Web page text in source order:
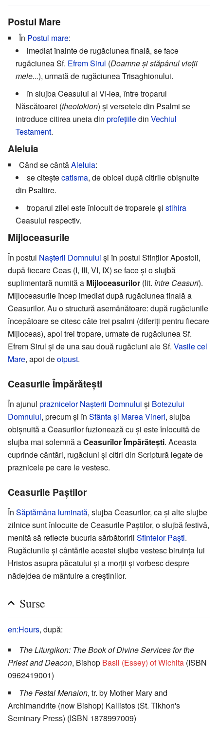
Postul Mare
În Postul mare:
imediat înainte de rugăciunea finală, se face
rugăciunea Sf. Efrem Sirul (Doamne și stăpânul vieții
mele...), urmată de rugăciunea Trisaghionului.
în slujba Ceasului al VI-lea, între troparul
Născătoarei (theotokion) și versetele din Psalmi se
introduce citirea uneia din profețiiledin Vechiul
Testament.
Aleluia
Când se cântăAleluia:
se citeștecatisma, de obicei după citirile obișnuite
din Psaltire.
troparul zilei este înlocuit de troparele și stihira
Ceasului respectiv.
Mijloceasurile
În postul Nașterii Domnului și în postul Sfinților Apostoli,
după fiecare Ceas (I, III, VI, IX) se face și o slujbă
suplimentară numită a Mijloceasurilor (lit. între Ceasuri).
Mijloceasurile încep imediat după rugăciunea finală a
Ceasurilor. Au o structură asemănătoare: după rugăciunile
începătoare se citesc câte trei psalmi (diferiți pentru fiecare
Mijloceas), apoi trei tropare, urmate de rugăciunea Sf.
Efrem Sirul și de una sau două rugăciuni ale Sf. Vasile cel
Mare, apoi deotpust.
Ceasurile Împărătești
În ajunul praznicelor Nașterii Domnului și Botezului
Domnului, precum și în Sfânta și Marea Vineri, slujba
obișnuită a Ceasurilor fuzionează cu și este înlocuită de
slujba mai solemnă aCeasurilor Împărătești. Aceasta
cuprinde cântări, rugăciuni și citiri din Scriptură legate de
praznicele pe care le vestesc.
Ceasurile Paștilor
În Săptămâna luminată, slujba Ceasurilor, ca și alte slujbe
zilnice sunt înlocuite de Ceasurile Paștilor, o slujbă festivă,
menită să reflecte bucuria sărbătoririi Sfintelor Paști.
Rugăciunile și cântările acestei slujbe vestesc biruința lui
Hristos asupra păcatului și a morții și vorbesc despre
nădejdea de mântuire a creștinilor.
Surse
en:Hours, după:
The Liturgikon: The Book of Divine Services for the
Priest and Deacon, Bishop Basil (Essey) of Wichita (ISBN
0962419001)
The Festal Menaion, tr. by Mother Mary and
Archimandrite (now Bishop) Kallistos (St. Tikhon's
Seminary Press) (ISBN 1878997009)